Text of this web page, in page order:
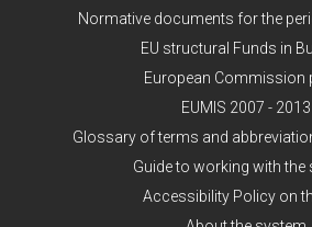
Normative documents for the
EU structural Funds in
European Commission
EUMIS 2007 - 2013
Glossary of terms and
Guide to working with the
Accessibility Policy on